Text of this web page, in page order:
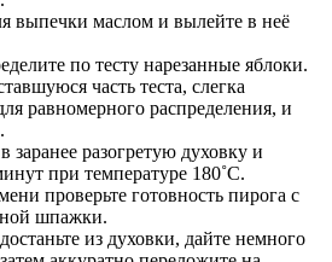
выпечки маслом и вылейте в неё
по тесту нарезанные яблоки.
часть теста, слегка
равномерного распределения, и
заранее разогретую духовку и
при температуре 180˚С.
проверьте готовность пирога с
шпажки.
из духовки, дайте немного